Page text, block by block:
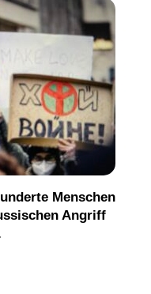
Menschen
Angriff